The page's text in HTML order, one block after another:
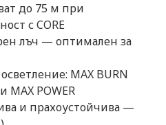
до 75 м при
с CORE
лъч — оптимален за
MAX BURN
MAX POWER
и прахоустойчива —